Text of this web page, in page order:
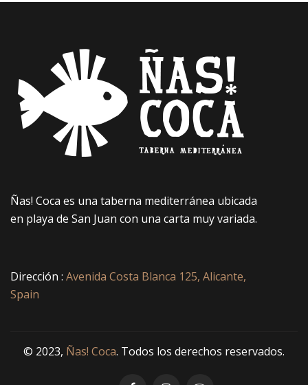
Ñas! Coca es una taberna mediterránea ubicada
en playa de San Juan con una carta muy variada.
Dirección : Avenida Costa Blanca 125, Alicante,
Spain
© 2023, Ñas! Coca. Todos los derechos reservados.